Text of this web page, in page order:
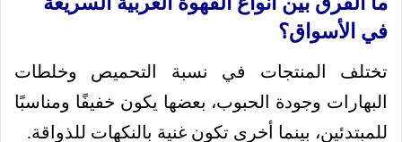
في الأسواق؟
تختلف المنتجات في نسبة التحميص وخلطات
البهارات وجودة الحبوب، بعضها يكون خفيفًا ومناسبًا
للمبتدئين، بينما أخرى تكون غنية بالنكهات للذواقة.